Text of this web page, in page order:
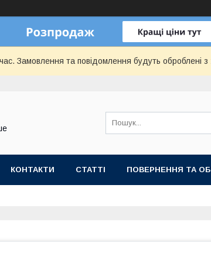
Замовлення та повідомлення будуть оброблені
КОНТАКТИ СТАТТІ ПОВЕРНЕННЯ ТА